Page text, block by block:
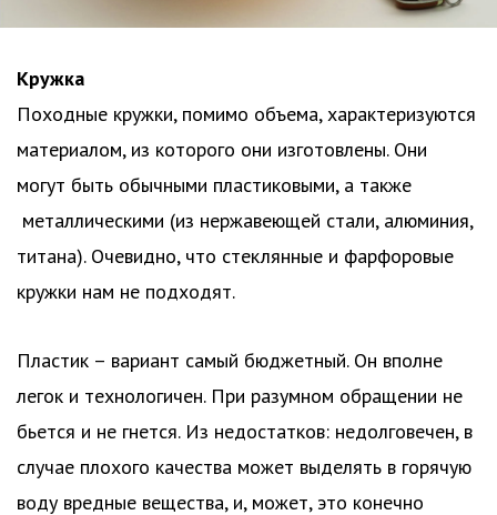
Кружка
Походные кружки, помимо объема, характеризуются
материалом, из которого они изготовлены. Они
могут быть обычными пластиковыми, а также
металлическими (из нержавеющей стали, алюминия,
титана). Очевидно, что стеклянные и фарфоровые
кружки нам не подходят.
Пластик – вариант самый бюджетный. Он вполне
легок и технологичен. При разумном обращении не
бьется и не гнется. Из недостатков: недолговечен, в
случае плохого качества может выделять в горячую
воду вредные вещества, и, может, это конечно